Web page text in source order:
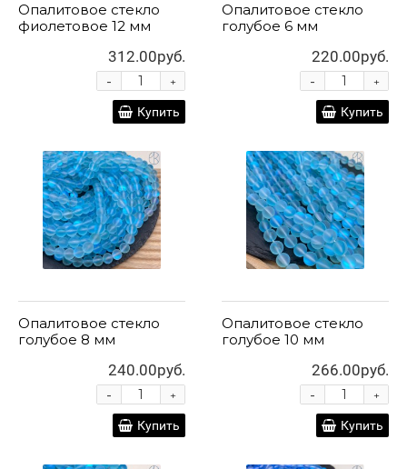
Опалитовое стекло
фиолетовое 12 мм
312.00руб.
+
-
Купить
Опалитовое стекло
голубое 6 мм
220.00руб.
+
-
Купить
Опалитовое стекло
голубое 8 мм
240.00руб.
+
-
Купить
Опалитовое стекло
голубое 10 мм
266.00руб.
+
-
Купить